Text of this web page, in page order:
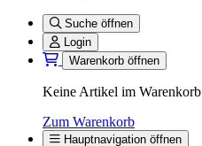
Suche öffnen
Login
Warenkorb öffnen
Keine Artikel im Warenkorb
Zum Warenkorb
Hauptnavigation öffnen